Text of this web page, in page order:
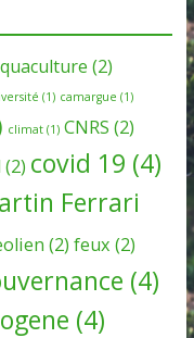
(2)
(1) camargue (1)
climat(1) CNRS (2)
(2) covid 19 (4)
Ferrari
(2) feux (2)
(4)
(4)